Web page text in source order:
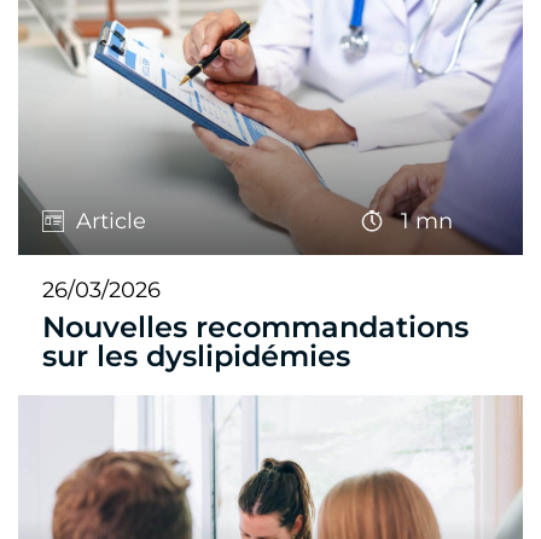
Article 1 mn
26/03/2026
Nouvelles recommandations
sur les dyslipidémies